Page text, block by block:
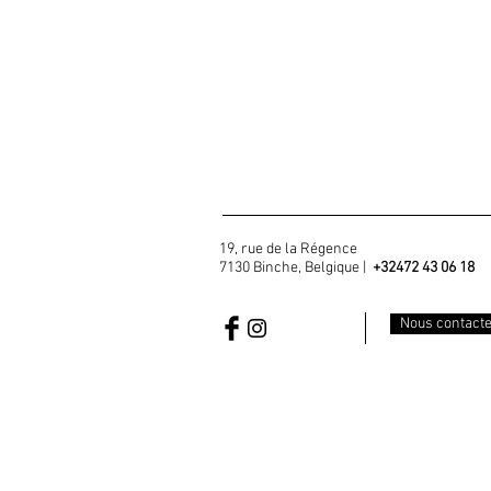
19, rue de la Régence
7130 Binche, Belgique | +32472 43 06 18
Nous